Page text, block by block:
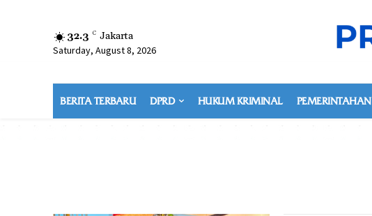
32.3 C Jakarta
Saturday, August 8, 2026
BERITA TERBARU DPRD HUKUM KRIMINAL PEMERINTAHAN